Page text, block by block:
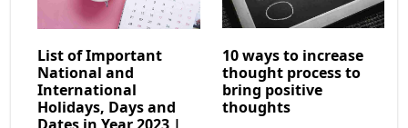
List of Important
National and
International
Holidays, Days and
10 ways to increase
thought process to
bring positive
thoughts